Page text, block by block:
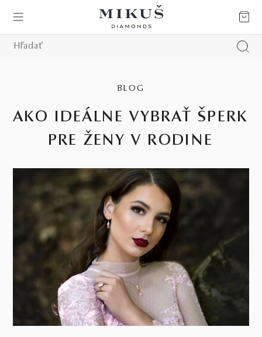
BLOG
AKO IDEÁLNE VYBRAŤ ŠPERK
PRE ŽENY V RODINE